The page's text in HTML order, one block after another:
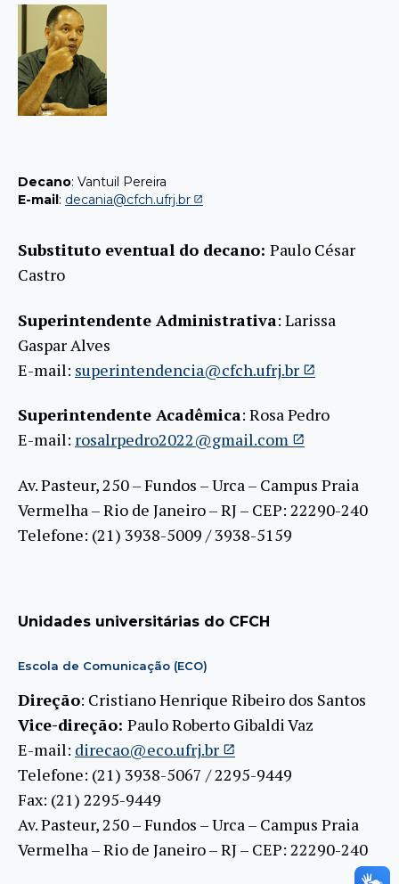
Decano: Vantuil Pereira
E-mail: decania@cfch.ufrj.br
Substituto eventual do decano: Paulo César
Castro
Superintendente Administrativa: Larissa
Gaspar Alves
E-mail: superintendencia@cfch.ufrj.br
Superintendente Acadêmica: Rosa Pedro
E-mail: rosalrpedro2022@gmail.com
Av. Pasteur, 250 – Fundos – Urca – Campus Praia
Vermelha – Rio de Janeiro – RJ – CEP: 22290-240
Telefone: (21) 3938-5009 / 3938-5159
Unidades universitárias do CFCH
Escola de Comunicação (ECO)
Direção: Cristiano Henrique Ribeiro dos Santos
Vice-direção: Paulo Roberto Gibaldi Vaz
E-mail: direcao@eco.ufrj.br
Telefone: (21) 3938-5067 / 2295-9449
Fax: (21) 2295-9449
Av. Pasteur, 250 – Fundos – Urca – Campus Praia
Vermelha – Rio de Janeiro – RJ – CEP: 22290-240